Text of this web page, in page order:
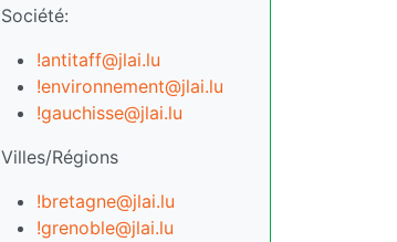
Société:
!antitaff@jlai.lu
!environnement@jlai.lu
!gauchisse@jlai.lu
Villes/Régions
!bretagne@jlai.lu
!grenoble@jlai.lu